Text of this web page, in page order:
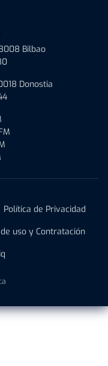
Bilbao
Donostia
Política de Privacidad
uso y Contratación